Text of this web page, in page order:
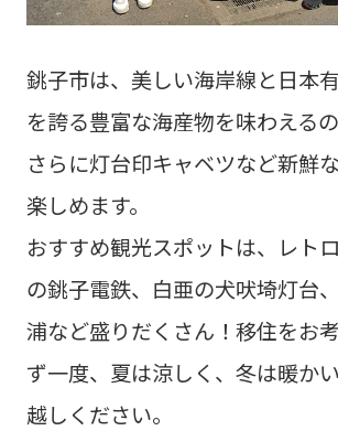
銚子市は、美しい海岸線と日本
を誇る豊富な海産物を味わえるの
さらに灯台印キャベツなど新鮮
楽しめます。
おすすめ観光スポットは、レト
の銚子電鉄、白亜の犬吠埼灯台
浦など盛りだくさん！移住をお
ず一度、夏は涼しく、冬は暖か
越しください。